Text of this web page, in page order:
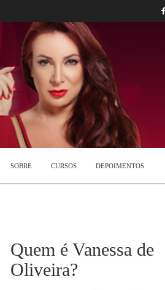
SOBRE CURSOS DEPOIMENTOS
Quem é Vanessa de
Oliveira?